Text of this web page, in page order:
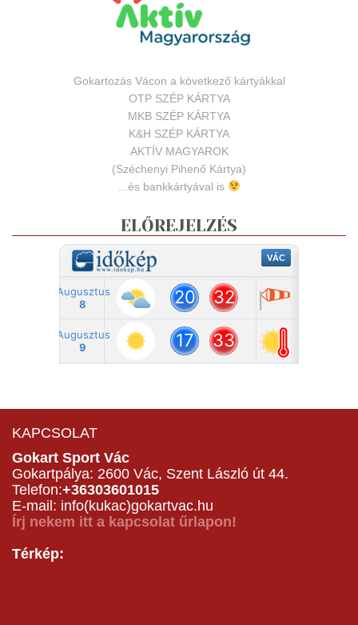
Gokartozás Vácon a következő kártyákkal
OTP SZÉP KÁRTYA
MKB SZÉP KÁRTYA
K&H SZÉP KÁRTYA
AKTÍV MAGYAROK
(Széchenyi Pihenő Kártya)
...és bankkártyával is
ELŐREJELZÉS
KAPCSOLAT
Gokart Sport Vác
Gokartpálya: 2600 Vác, Szent László út 44.
Telefon:+36303601015
E-mail: info(kukac)gokartvac.hu
Írj nekem itt a kapcsolat űrlapon!
Térkép: